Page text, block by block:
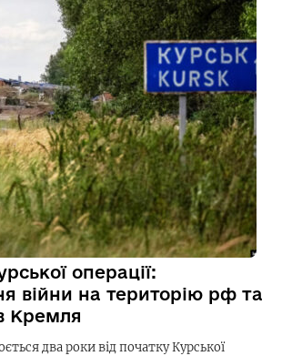
операції:
війни на територію рф та
Кремля
два роки від початку Курської